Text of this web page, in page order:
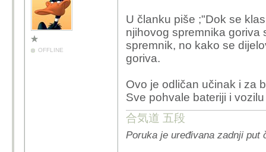
Garancija
bateriju do
s punom
zamjena.
stariji modeli
-180km
OFFLINE
U članku piše ;"Dok se
njihovog spremnika goriva
spremnik, no kako se
goriva.
Ovo je odličan učinak i za
Sve pohvale bateriji i
合気道 五段
Poruka je uređivana zadnji put